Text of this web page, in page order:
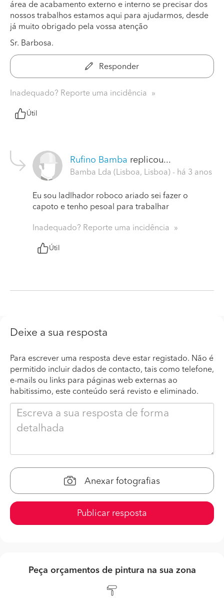
área de acabamento externo e interno se precisar dos
nossos trabalhos estamos aqui para ajudarmos, desde
já muito obrigado pela vossa atenção
Sr. Barbosa.
Responder
Inadequado? Reporte uma incidência
Útil
Rufino Bamba replicou...
Bamba Lda (Lisboa, Lisboa) - há 3 anos
Eu sou ladlhador roboco ariado sei fazer o
capoto e tenho pesoal para trabalhar
Inadequado? Reporte uma incidência
Útil
Deixe a sua resposta
Para escrever uma resposta deve estar registado. Não é
permitido incluir dados de contacto, tais como telefone,
e-mails ou links para páginas web externas ao
habitissimo, este conteúdo será revisto e eliminado.
Anexar fotografias
Publicar resposta
Peça orçamentos de pintura na sua zona